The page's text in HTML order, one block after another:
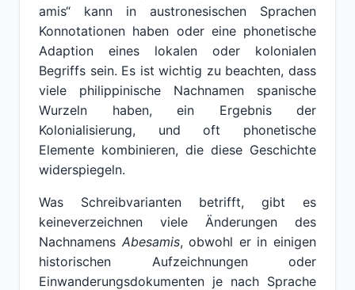
amis“ kann in austronesischen Sprachen
Konnotationen haben oder eine phonetische
Adaption eines lokalen oder kolonialen
Begriffs sein. Es ist wichtig zu beachten, dass
viele philippinische Nachnamen spanische
Wurzeln haben, ein Ergebnis der
Kolonialisierung, und oft phonetische
Elemente kombinieren, die diese Geschichte
widerspiegeln.
Was Schreibvarianten betrifft, gibt es
keineverzeichnen viele Änderungen des
Nachnamens Abesamis, obwohl er in einigen
historischen Aufzeichnungen oder
Einwanderungsdokumenten je nach Sprache